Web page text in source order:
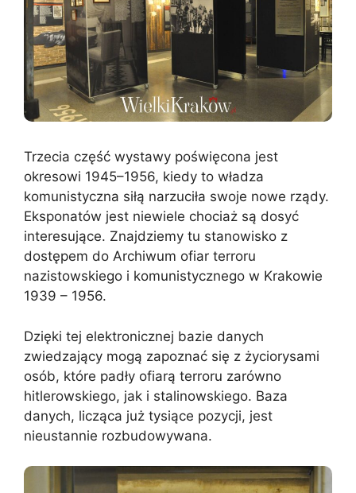
Trzecia część wystawy poświęcona jest
okresowi 1945–1956, kiedy to władza
komunistyczna siłą narzuciła swoje nowe rządy.
Eksponatów jest niewiele chociaż są dosyć
interesujące. Znajdziemy tu stanowisko z
dostępem do Archiwum ofiar terroru
nazistowskiego i komunistycznego w Krakowie
1939 – 1956.
Dzięki tej elektronicznej bazie danych
zwiedzający mogą zapoznać się z życiorysami
osób, które padły ofiarą terroru zarówno
hitlerowskiego, jak i stalinowskiego. Baza
danych, licząca już tysiące pozycji, jest
nieustannie rozbudowywana.